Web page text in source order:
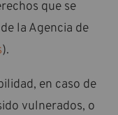
que se
la Agencia de
).
en caso de
vulnerados, o